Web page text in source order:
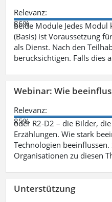
Relevanz:
86%
beide Module Jedes Modul
(Basis) ist Voraussetzung
als Dienst. Nach den
berücksichtigen. Falls dies
Webinar: Wie
Relevanz:
85%
oder R2-D2 – die Bilder,
Erzählungen. Wie stark
Technologien
Organisationen zu diesen
Unterstützung